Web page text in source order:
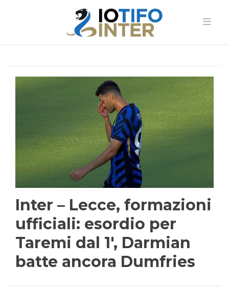
Inter – Lecce, formazioni
ufficiali: esordio per
Taremi dal 1′, Darmian
batte ancora Dumfries